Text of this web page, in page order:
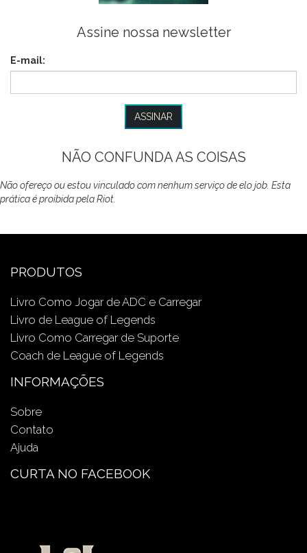
Assine nossa newsletter
E-mail:
NÃO CONFUNDA AS COISAS
Não ofereço ou estou vinculado com nenhum serviço de elo job. Esta
prática é proibida pela Riot.
PRODUTOS
Livro Como Jogar de ADC e Carregar
Livro de League of Legends
Livro Como Carregar de Suporte
Coach de League of Legends
INFORMAÇÕES
Sobre
Contato
Ajuda
CURTA NO FACEBOOK